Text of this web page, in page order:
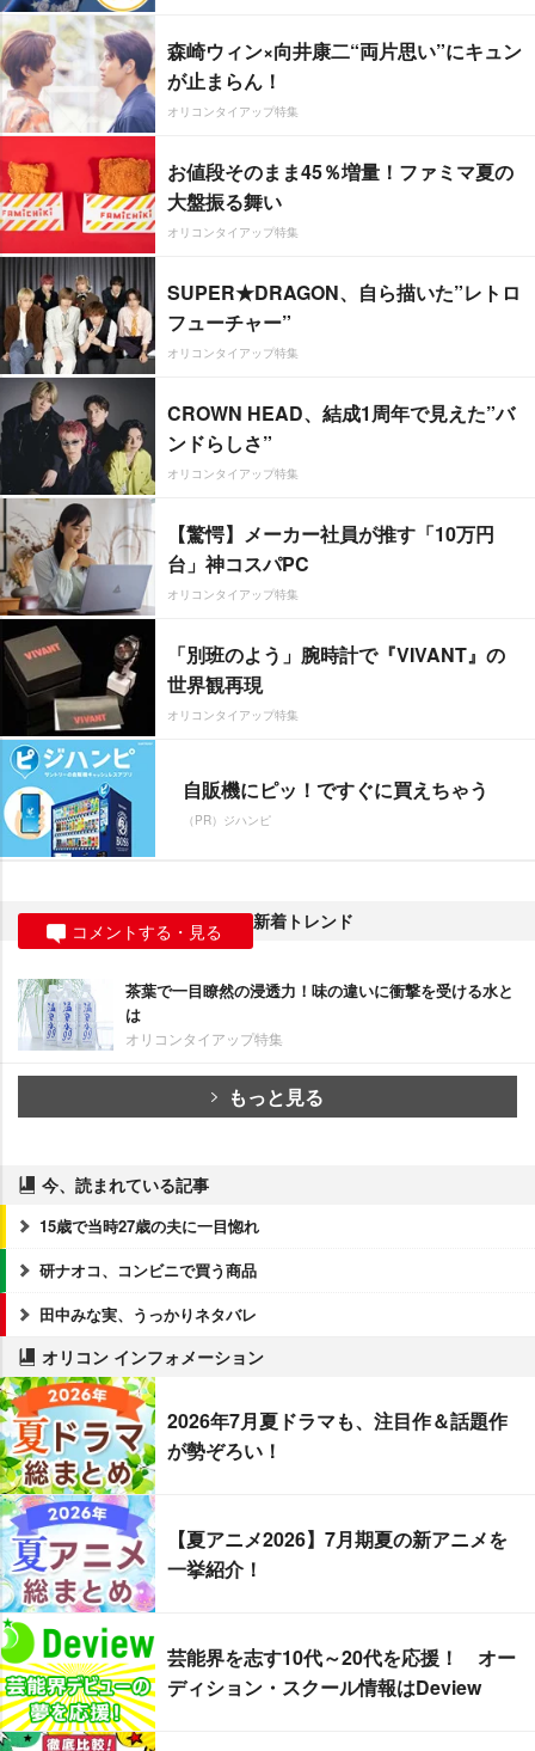
森崎ウィン×向井康二“両片思い”にキュン
が止まらん！
オリコンタイアップ特集
お値段そのまま45％増量！ファミマ夏の
大盤振る舞い
オリコンタイアップ特集
SUPER★DRAGON、自ら描いた”レトロ
フューチャー”
オリコンタイアップ特集
CROWN HEAD、結成1周年で見えた”バ
ンドらしさ”
オリコンタイアップ特集
【驚愕】メーカー社員が推す「10万円
台」神コスパPC
オリコンタイアップ特集
「別班のよう」腕時計で『VIVANT』の
世界観再現
オリコンタイアップ特集
自販機にピッ！ですぐに買えちゃう
（PR）ジハンピ
コメントする・見る 新着トレンド
茶葉で一目瞭然の浸透力！味の違いに衝撃を受ける水と
は
オリコンタイアップ特集
もっと見る
今、読まれている記事
15歳で当時27歳の夫に一目惚れ
研ナオコ、コンビニで買う商品
田中みな実、うっかりネタバレ
オリコン インフォメーション
2026年7月夏ドラマも、注目作＆話題作
が勢ぞろい！
【夏アニメ2026】7月期夏の新アニメを
一挙紹介！
芸能界を志す10代～20代を応援！ オー
ディション・スクール情報はDeview